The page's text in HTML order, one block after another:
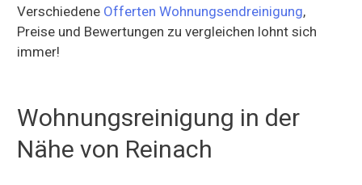
Verschiedene Offerten Wohnungsendreinigung,
Preise und Bewertungen zu vergleichen lohnt sich
immer!
Wohnungsreinigung in der
Nähe von Reinach